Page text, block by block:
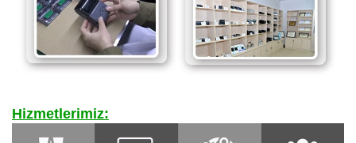
Hizmetlerimiz: